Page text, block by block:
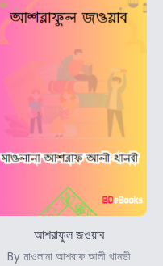
আশরাফুল জওয়াব
By মাওলানা আশরাফ আলী থানভী